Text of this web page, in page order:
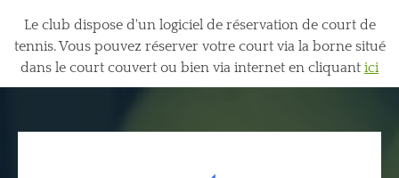
Le club dispose d'un logiciel de réservation de court de
tennis. Vous pouvez réserver votre court via la borne situé
dans le court couvert ou bien via internet en cliquant ici